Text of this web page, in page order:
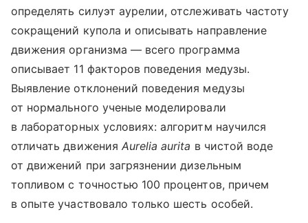
определять силуэт аурелии, отслеживать частоту
сокращений купола и описывать направление
движения организма — всего программа
описывает 11 факторов поведения медузы.
Выявление отклонений поведения медузы
от нормального ученые моделировали
в лабораторных условиях: алгоритм научился
отличать движения Aurelia aurita в чистой воде
от движений при загрязнении дизельным
топливом с точностью 100 процентов, причем
в опыте участвовало только шесть особей.